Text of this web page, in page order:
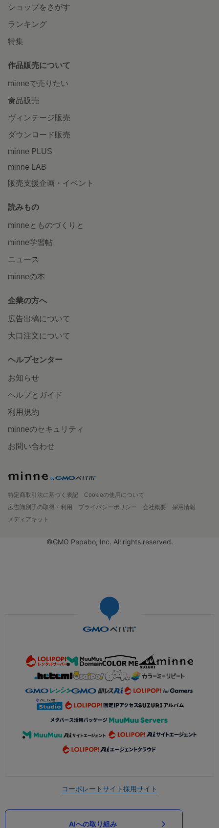
ショップをさがす
ランキング
特集
作品販売について
minneで売りたい
食品販売
ヴィンテージ販売
ダウンロード販売
minne PLUS
minne LAB
販売支援企画・イベント
読みもの
minneとものづくりと
minne学習帖
ニュース
minneの本
企業の方へ
広告出稿について
大口注文について
ヘルプセンター
お知らせ
ヘルプとガイド
利用規約
minneのセキュリティ
お問い合わせ
特定商取引法に基づく表記
Cookieの使用について
広告識別子の取得・利用
プライバシーポリシー 会社概要
採用情報
メディアキット
©GMO Pepabo, Inc. All rights reserved.
コーポレートサイト採用サイト
AIへの取り組み